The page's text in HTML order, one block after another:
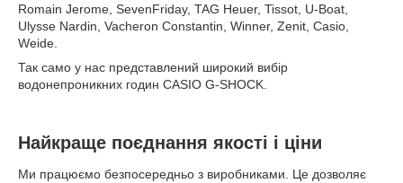
Romain Jerome, SevenFriday, TAG Heuer, Tissot, U-Boat,
Ulysse Nardin, Vacheron Constantin, Winner, Zenit, Casio,
Weide.
Так само у нас представлений широкий вибір
водонепроникних годин CASIO G-SHOCK.
Найкраще поєднання якості і ціни
Ми працюємо безпосередньо з виробниками. Це дозволяє